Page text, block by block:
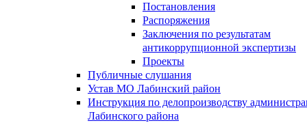
Постановления
Распоряжения
Заключения по результатам
антикоррупционной экспертизы
Проекты
Публичные слушания
Устав МО Лабинский район
Инструкция по делопроизводству
Лабинского района